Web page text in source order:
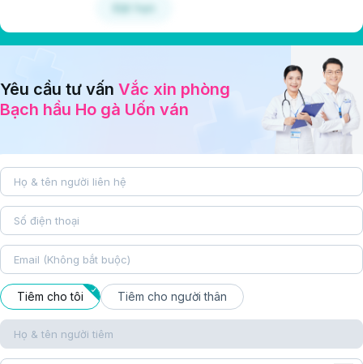
Đặt hẹn
Yêu cầu tư vấn Vắc xin phòng
Bạch hầu Ho gà Uốn ván
Tiêm cho tôi Tiêm cho người thân